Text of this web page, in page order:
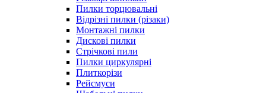
Пилки торцювальні
Відрізні пилки (різаки)
Монтажні пилки
Дискові пилки
Стрічкові пили
Пилки циркулярні
Плиткорізи
Рейсмуси